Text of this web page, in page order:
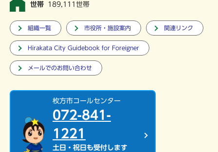
世帯 189,111世帯
組織一覧 市役所・施設案内 関連リンク
Hirakata City Guidebook for Foreigner
メールでのお問い合わせ
枚方市コールセンター
072-841-
1221
土日・祝日も受付します